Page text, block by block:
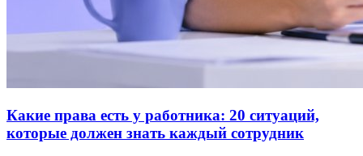
Какие права есть у работника: 20 ситуаций,
которые должен знать каждый сотрудник